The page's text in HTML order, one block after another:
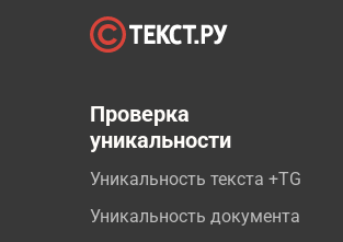
Проверка
уникальности
Уникальность текста +TG
Уникальность документа